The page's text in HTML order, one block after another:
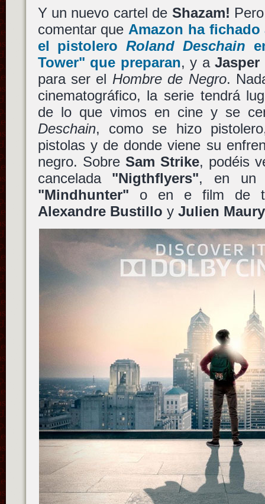
Y un nuevo cartel de Shazam!
comentar que Amazon ha
el pistoleroRoland Deschain
Tower" que preparan, y aJasper
para ser el Hombre de Negro.
cinematográfico, la serie tendrá
de lo que vimos en cine y se
Deschain, como se hizo
pistolas y de donde viene su
negro. Sobre Sam Strike, podéis
cancelada "Nigthflyers", en un
"Mindhunter" o en e film de
Alexandre Bustillo y Julien Maury